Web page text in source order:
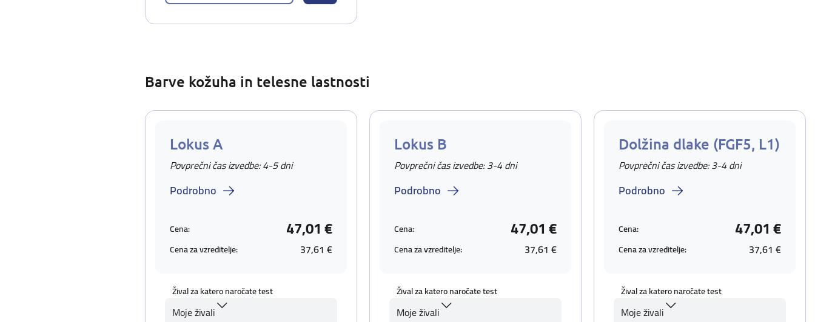
Barve kožuha in telesne lastnosti
Lokus A
Povprečni čas izvedbe: 4-5 dni
Podrobno
Cena: 47,01 €
Cena za vzreditelje: 37,61 €
Žival za katero naročate test
Moje živali
Lokus B
Povprečni čas izvedbe: 3-4 dni
Podrobno
Cena: 47,01 €
Cena za vzreditelje: 37,61 €
Žival za katero naročate test
Moje živali
Dolžina dlake (FGF5, L1)
Povprečni čas izvedbe: 3-4 dni
Podrobno
Cena: 47,01 €
Cena za vzreditelje: 37,61 €
Žival za katero naročate test
Moje živali